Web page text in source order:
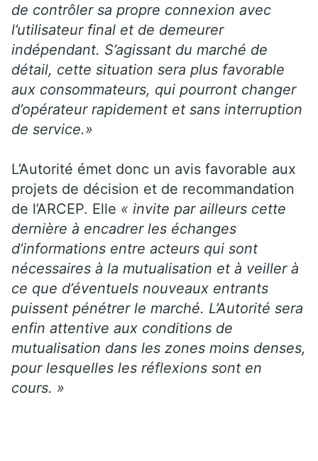
de contrôler sa propre connexion avec
l’utilisateur final et de demeurer
indépendant. S’agissant du marché de
détail, cette situation sera plus favorable
aux consommateurs, qui pourront changer
d’opérateur rapidement et sans interruption
de service.»
L’Autorité émet donc un avis favorable aux
projets de décision et de recommandation
de l’ARCEP. Elle « invite par ailleurs cette
dernière à encadrer les échanges
d’informations entre acteurs qui sont
nécessaires à la mutualisation et à veiller à
ce que d’éventuels nouveaux entrants
puissent pénétrer le marché. L’Autorité sera
enfin attentive aux conditions de
mutualisation dans les zones moins denses,
pour lesquelles les réflexions sont en
cours. »